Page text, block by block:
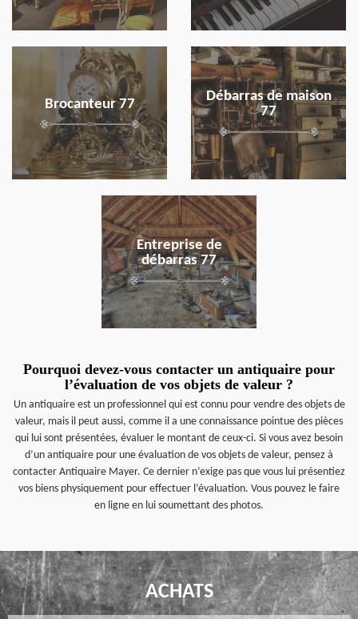
Brocanteur 77
en savoir plus
Débarras de maison
77
en savoir plus
Entreprise de
débarras 77
en savoir plus
Pourquoi devez-vous contacter un antiquaire pour
l’évaluation de vos objets de valeur ?
Un antiquaire est un professionnel qui est connu pour vendre des objets de
valeur, mais il peut aussi, comme il a une connaissance pointue des pièces
qui lui sont présentées, évaluer le montant de ceux-ci. Si vous avez besoin
d’un antiquaire pour une évaluation de vos objets de valeur, pensez à
contacter Antiquaire Mayer. Ce dernier n’exige pas que vous lui présentiez
vos biens physiquement pour effectuer l’évaluation. Vous pouvez le faire
en ligne en lui soumettant des photos.
ACHATS